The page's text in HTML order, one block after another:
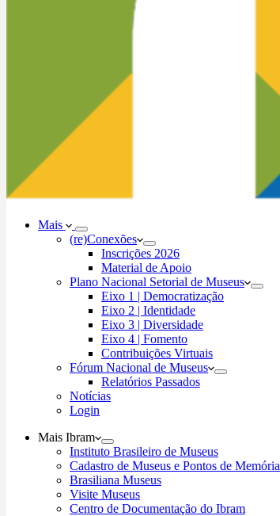
Mais
(re)Conexões
Inscrições 2026
Material de Apoio
Plano Nacional Setorial de Museus
Eixo 1 | Democratização
Eixo 2 | Identidade
Eixo 3 | Diversidade
Eixo 4 | Fomento
Contribuições Virtuais
Fórum Nacional de Museus
Relatórios Passados
Notícias
Login
Mais Ibram
Instituto Brasileiro de Museus
Cadastro de Museus e Pontos de Memória
Brasiliana Museus
Visite Museus
Centro de Documentação do Ibram